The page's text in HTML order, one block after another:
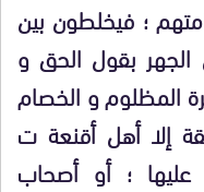
؛ فيخلطون بين
الجهر بقول الحق و
المظلوم و الخصام
إلا أهل أقنعة ت
؛ أو أصحاب